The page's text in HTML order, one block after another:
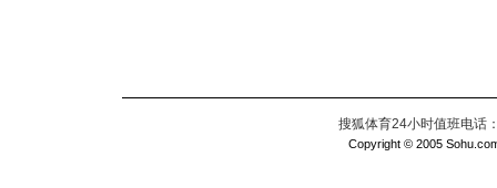
搜狐体育24小时值班电话
Copyright © 2005